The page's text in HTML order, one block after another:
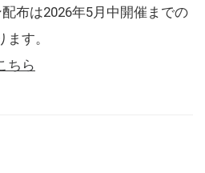
布は2026年5月中開催までの
す。
ちら